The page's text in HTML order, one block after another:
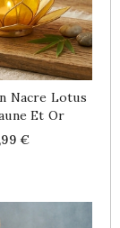
Nacre Lotus
Et Or
€